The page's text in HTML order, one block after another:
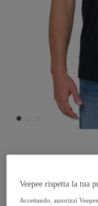
T-shirt
Veepee rispetta la tua
Accettando, autorizzi